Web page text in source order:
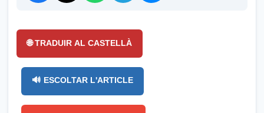
🌐 TRADUIR AL CASTELLÀ
🔊 ESCOLTAR L'ARTICLE